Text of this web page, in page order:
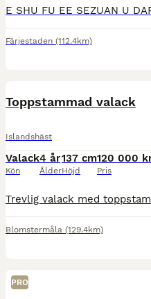
Färjestaden (112.4km)
Toppstammad valack
Islandshäst
Valack
Kön
4 år
Ålder
137 cm
Höjd
120 000
Pris
Blomstermåla (129.4km)
PRO